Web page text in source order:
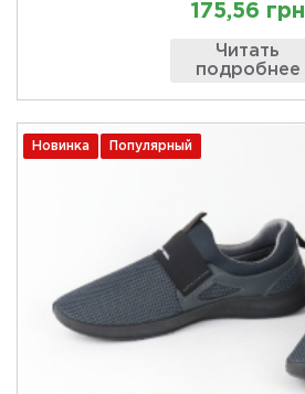
175,56 грн
Читать
подробнее
Новинка Популярный